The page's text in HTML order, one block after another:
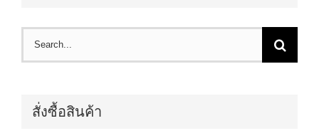
Search
สั่งซื้อสินค้า